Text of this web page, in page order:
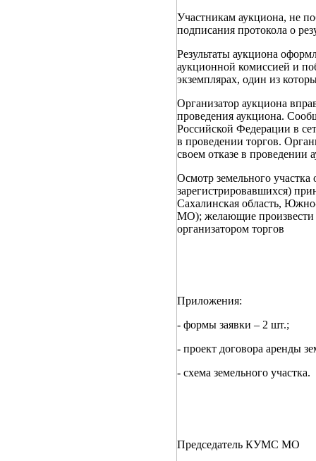
Участникам аукциона, не
подписания протокола о
Результаты аукциона
аукционной комиссией и
экземплярах, один из
Организатор аукциона
проведения аукциона.
Российской Федерации в
в проведении торгов.
своем отказе в проведении
Осмотр земельного
зарегистрировавшихся)
Сахалинская область,
МО); желающие произвести
организатором торгов
Приложения:
- формы заявки – 2 шт.;
- проект договора аренды
- схема земельного участка.